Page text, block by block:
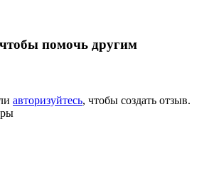
помочь другим
авторизуйтесь, чтобы создать отзыв.